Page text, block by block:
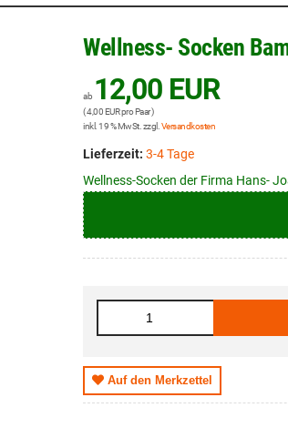
Wellness- Socken
ab 12,00 EUR
( 4,00 EUR pro Paar )
inkl. 19 % MwSt. zzgl. Versandkosten
Lieferzeit: 3-4 Tage
Wellness-Socken der Firma Hans-
39 - 42
Auf den Merkzettel